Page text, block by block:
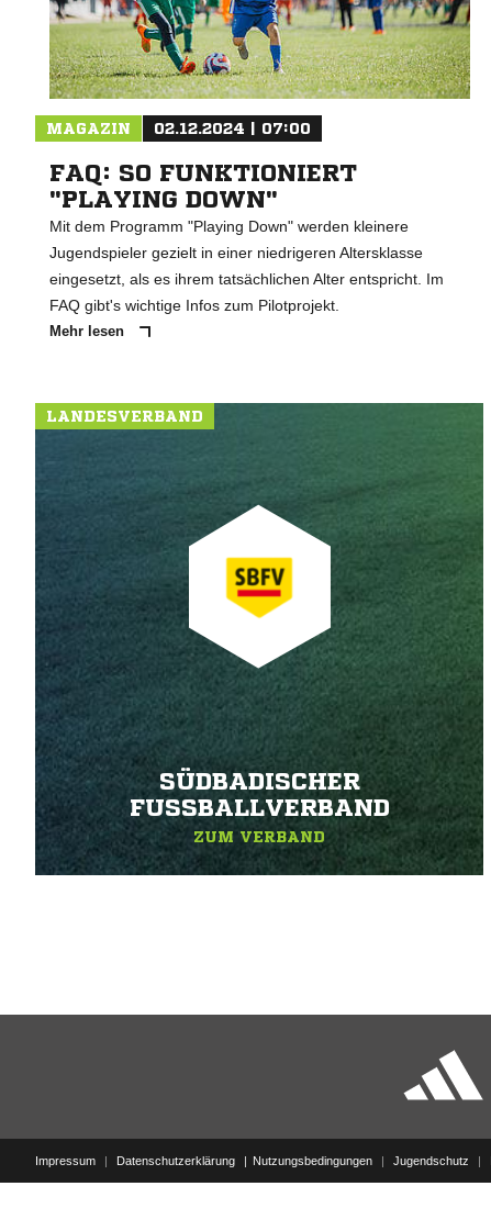
MAGAZIN 02.12.2024 | 07:00
FAQ: SO FUNKTIONIERT
"PLAYING DOWN"
Mit dem Programm "Playing Down" werden kleinere
Jugendspieler gezielt in einer niedrigeren Altersklasse
eingesetzt, als es ihrem tatsächlichen Alter entspricht. Im
FAQ gibt's wichtige Infos zum Pilotprojekt.
Mehr lesen
LANDESVERBAND
SÜDBADISCHER
FUSSBALLVERBAND
ZUM VERBAND
Impressum | Datenschutzerklärung Nutzungsbedingungen | Jugendschutz |